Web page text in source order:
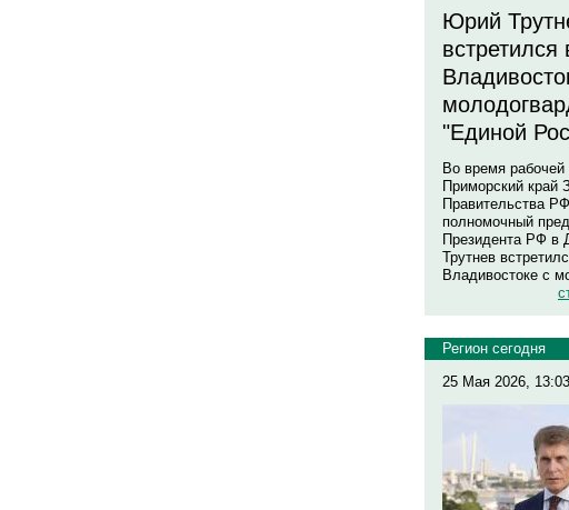
Юрий
встретился
"Единой
Во время рабочей
Приморский край
Правительства
полномочный
Президента РФ
Трутнев
Владивостоке с
Регион сегодня
25 Мая 2026, 13:03